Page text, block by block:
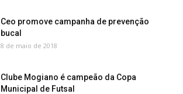
Ceo promove campanha de prevenção
bucal
8 de maio de 2018
Clube Mogiano é campeão da Copa
Municipal de Futsal